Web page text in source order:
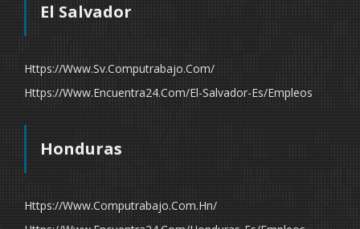
El Salvador
Https://www.sv.computrabajo.com/
Https://www.encuentra24.com/el-Salvador-Es/empleos
Honduras
Https://www.computrabajo.com.hn/